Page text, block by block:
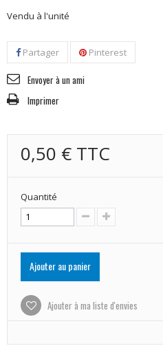
Vendu à l'unité
Partager Pinterest
Envoyer à un ami
Imprimer
0,50 € TTC
Quantité
Ajouter au panier
Ajouter à ma liste d'envies